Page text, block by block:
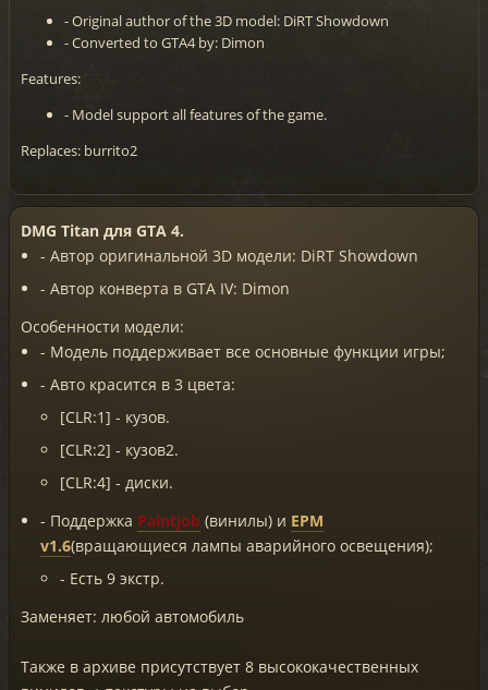
- Original author of the 3D model: DiRT Showdown
- Converted to GTA4 by: Dimon
Features:
- Model support all features of the game.
Replaces: burrito2
DMG Titan для GTA 4.
- Автор оригинальной 3D модели: DiRT Showdown
- Автор конверта в GTA IV: Dimon
Особенности модели:
- Модель поддерживает все основные функции игры;
- Авто красится в 3 цвета:
[CLR:1] - кузов.
[CLR:2] - кузов2.
[CLR:4] - диски.
- Поддержка Paintjob (винилы) и EPM
v1.6(вращающиеся лампы аварийного освещения);
- Есть 9 экстр.
Заменяет: любой автомобиль
Также в архиве присутствует 8 высококачественных